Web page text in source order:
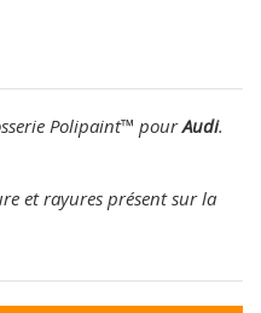
Polipaint™ pourAudi.
et rayures présent sur la